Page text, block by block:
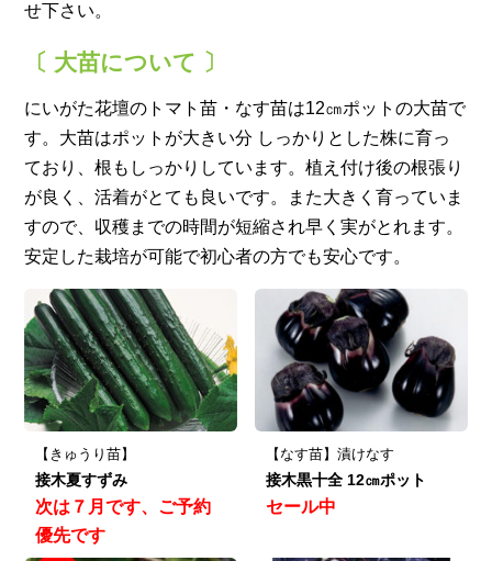
せ下さい。
〔 大苗について 〕
にいがた花壇のトマト苗・なす苗は12㎝ポットの大苗で
す。 大苗はポットが大きい分 しっかりとした株に育っ
ており、根もしっかりしています。植え付け後の根張り
が良く、活着がとても良いです。
また大きく育っていま
すので、収穫までの時間が短縮され早く実がとれます。
安定した栽培が可能で初心者の方でも安心です。
【きゅうり苗】
接木夏すずみ
次は７月です、ご予約
優先です
【なす苗】漬けなす
接木黒十全 12㎝ポット
セール中